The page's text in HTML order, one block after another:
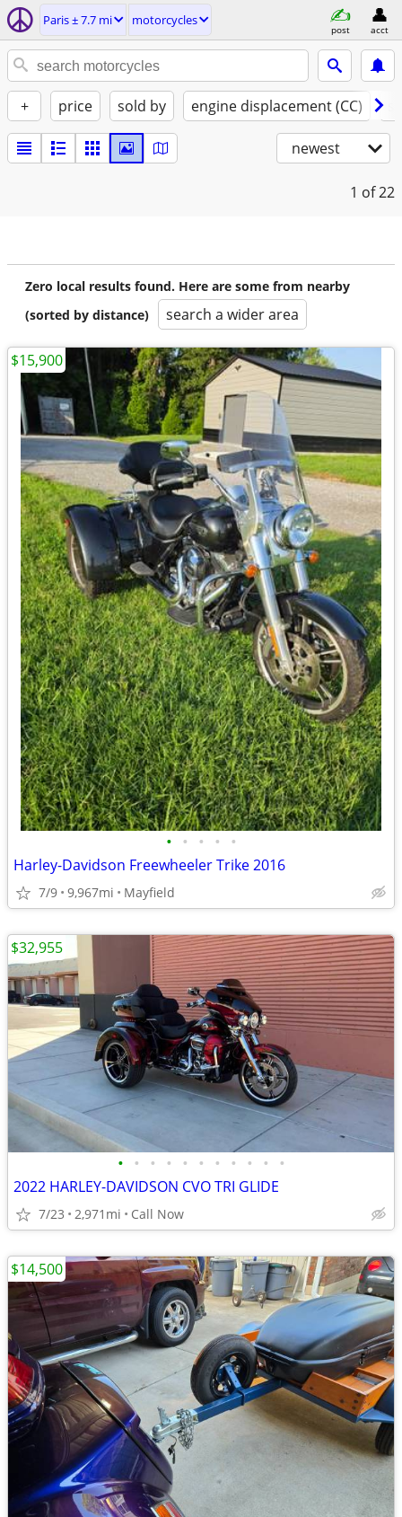
Paris ± 7.7 mi motorcycles
post acct
+ price sold by engine displacement (CC)
newest
1 of 22
Zero local results found. Here are some from nearby
(sorted by distance)
search a wider area
• • • • •
Harley-Davidson Freewheeler Trike 2016
7/9 9,967mi Mayfield
$15,900
• • • • • • • • • • •
2022 HARLEY-DAVIDSON CVO TRI GLIDE
7/23 2,971mi Call Now
$32,955
$14,500